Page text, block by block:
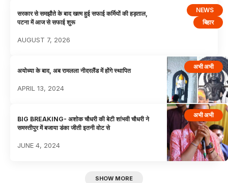
NEWS
बिहार
सरकार से समझौते के बाद खत्म हुई सफाई कर्मियों की हड़ताल,
पटना में आज से सफाई शुरू
AUGUST 7, 2026
अभी अभी
अयोध्या के बाद, अब रामलला नीदरलैंड में होंगे स्थापित
APRIL 13, 2024
अभी अभी
BIG BREAKING- अशोक चौधरी की बेटी शांभवी चौधरी ने
समस्तीपुर में बजाया डंका जीती इतनी वोट से
JUNE 4, 2024
SHOW MORE